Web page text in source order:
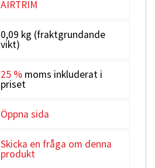
AIRTRIM
0,09 kg (fraktgrundande
vikt)
25 % moms inkluderat i
priset
Öppna sida
Skicka en fråga om denna
produkt